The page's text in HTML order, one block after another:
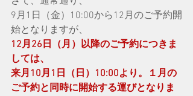
9月1日（金）10:00から12月のご予約開
始となりますが、
12月26日（月）以降のご予約につきま
しては、
来月10月1日（日）10:00より。１月の
ご予約と同時に開始する運びとなりま